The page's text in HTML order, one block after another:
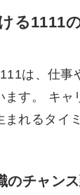
る1111
は、仕事
ます。 キャ
れるタイ
のチャン